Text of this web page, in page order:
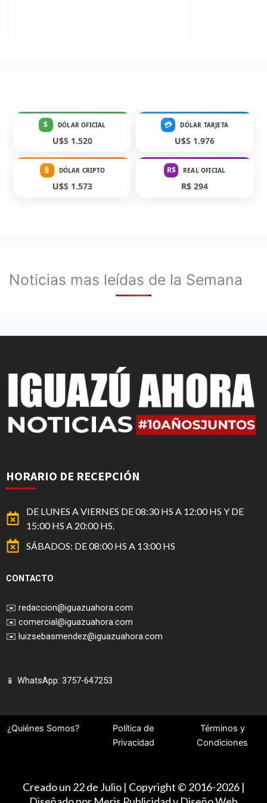
$ DÓLAR OFICIAL
U$S 1.520
💳 DÓLAR TARJETA
U$S 1.976
₿ DÓLAR CRIPTO
U$S 1.573
R$ REAL OFICIAL
R$ 294
Noticias mas leídas de la Semana
HORARIO DE RECEPCIÓN
DE LUNES A VIERNES DE 08:30 HS A 12:00 HS Y DE
15:00 HS A 20:00 HS.
SÁBADOS: DE 08:00 HS A 13:00 HS
CONTACTO
✉️ redaccion@iguazuahora.com
✉️ comercial@iguazuahora.com
✉️ luizsebasmendez@iguazuahora.com
📱 WhatsApp: 3757-647253
¿Quiénes Somos?
Política de
Privacidad
Términos y
Condiciones
Creado un 22 de Julio | Copyright © 2016-2026 |